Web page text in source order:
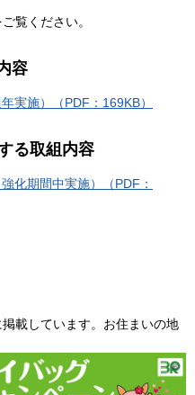
覧ください。
容
実施）（PDF：169KB）
る取組内容
化期間中実施）（PDF：
載しています。お住まいの地